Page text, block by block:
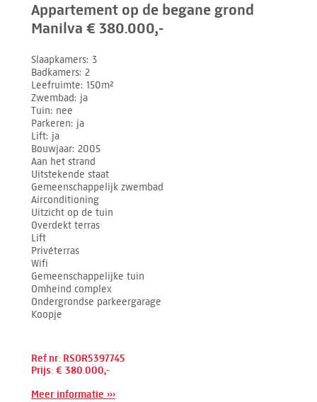
Appartement op de begane grond
Manilva € 380.000,-
Slaapkamers 3
Badkamers 2
Leefruimte 150m²
Zwembad ja
Tuin nee
Parkeren ja
Lift ja
Bouwjaar 2005
Aan het strand
Uitstekende staat
Gemeenschappelijk zwembad
Airconditioning
Uitzicht op de tuin
Overdekt terras
Lift
Privéterras
Wifi
Gemeenschappelijke tuin
Omheind complex
Ondergrondse parkeergarage
Koopje
Ref.nr: RSOR5397745
Prijs: € 380.000,-
Meer informatie ›››